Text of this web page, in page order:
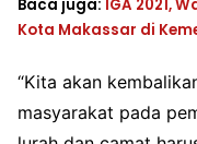
Baca juga: IGA 2021,
Kota Makassar di
“Kita akan
masyarakat pada